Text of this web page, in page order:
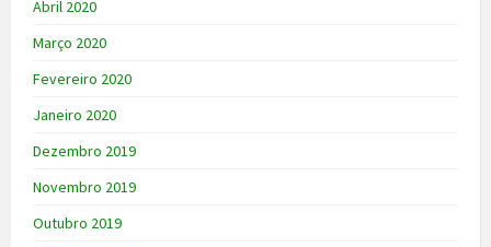
Abril 2020
Março 2020
Fevereiro 2020
Janeiro 2020
Dezembro 2019
Novembro 2019
Outubro 2019